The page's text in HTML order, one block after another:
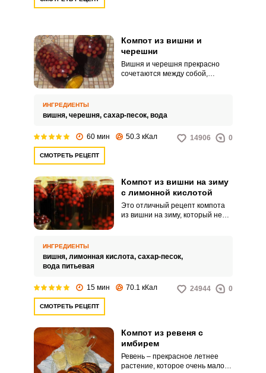
Компот из вишни и
черешни
Вишня и черешня прекрасно
сочетаются между собой,
летний сезон заготовить этот
аппетитный компотик и
ИНГРЕДИЕНТЫ
вишня, черешня, сахар-песок, вода
60 мин 50.3 кКал 14906 0
СМОТРЕТЬ РЕЦЕПТ
Компот из вишни на зиму
с лимонной кислотой
Это отличный рецепт компота
из вишни на зиму, который не
данный компотик вы закроете в
банки очень быстро.
ИНГРЕДИЕНТЫ
вишня, лимонная кислота, сахар-песок,
вода питьевая
15 мин 70.1 кКал 24944 0
СМОТРЕТЬ РЕЦЕПТ
Компот из ревеня с
имбирем
Ревень – прекрасное летнее
растение, которое очень мало и